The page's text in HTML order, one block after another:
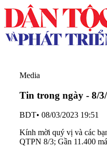
Media
Tin trong ngày - 8/
BDT• 08/03/2023 19:51
Kính mời quý vị và các
QTPN 8/3; Gần 11.400